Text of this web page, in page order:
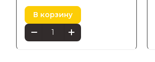
В корзину